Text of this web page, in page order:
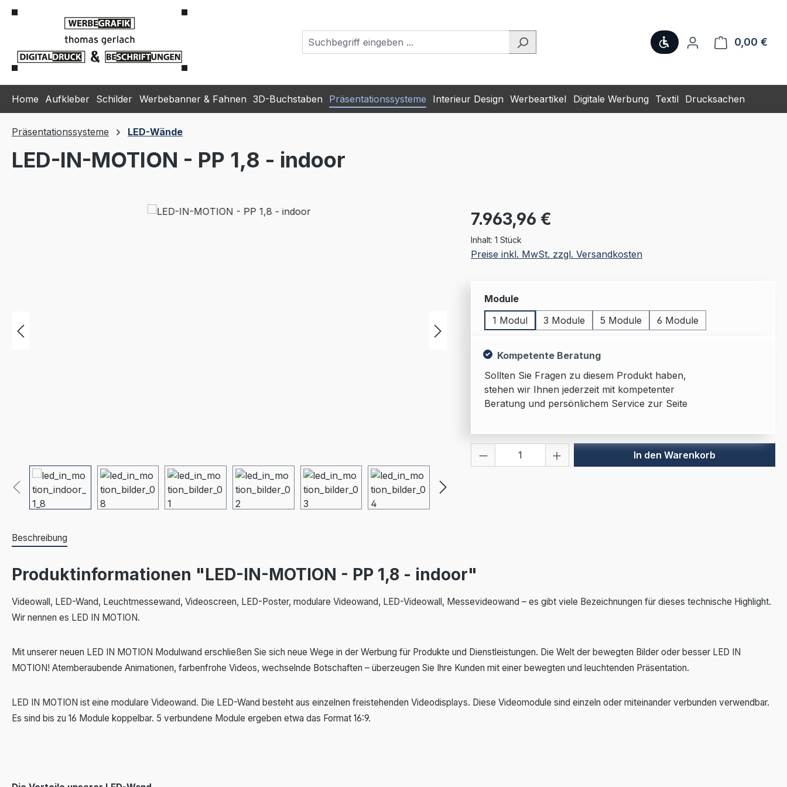
Hauptinhalt springen
Zur Suche springen
Zur Hauptnavigation springen
Werkzeugleiste anzeigen
0,00 €
Home Aufkleber Schilder Werbebanner & Fahnen 3D-Buchstaben Präsentationssysteme Interieur Design Werbeartikel Digitale Werbung Textil Drucksachen
Präsentationssysteme LED-Wände
LED-IN-MOTION - PP 1,8 - indoor
Regulärer Preis:
7.963,96 €
Inhalt: 1 Stück
Preise inkl. MwSt. zzgl. Versandkosten
Moduleauswählen
1 Modul
3 Module 5 Module 6 Module
Kompetente Beratung
Sollten Sie Fragen zu diesem Produkt haben,
stehen wir Ihnen jederzeit mit kompetenter
Beratung und persönlichem Service zur Seite
Produkt Anzahl: Gib den gewünschten Wert
In den Warenkorb
Beschreibung
Produktinformationen "LED-IN-MOTION - PP 1,8 - indoor"
Videowall, LED-Wand, Leuchtmessewand, Videoscreen, LED-Poster, modulare Videowand, LED-Videowall, Messevideowand – es gibt viele Bezeichnungen für dieses technische Highlight.
Wir nennen es LED IN MOTION.
Mit unserer neuen LED IN MOTION Modulwand erschließen Sie sich neue Wege in der Werbung für Produkte und Dienstleistungen. Die Welt der bewegten Bilder oder besser LED IN
MOTION! Atemberaubende Animationen, farbenfrohe Videos, wechselnde Botschaften – überzeugen Sie Ihre Kunden mit einer bewegten und leuchtenden Präsentation.
LED IN MOTION ist eine modulare Videowand. Die LED-Wand besteht aus einzelnen freistehenden Videodisplays. Diese Videomodule sind einzeln oder miteinander verbunden verwendbar.
Es sind bis zu 16 Module koppelbar. 5 verbundene Module ergeben etwa das Format 16:9.